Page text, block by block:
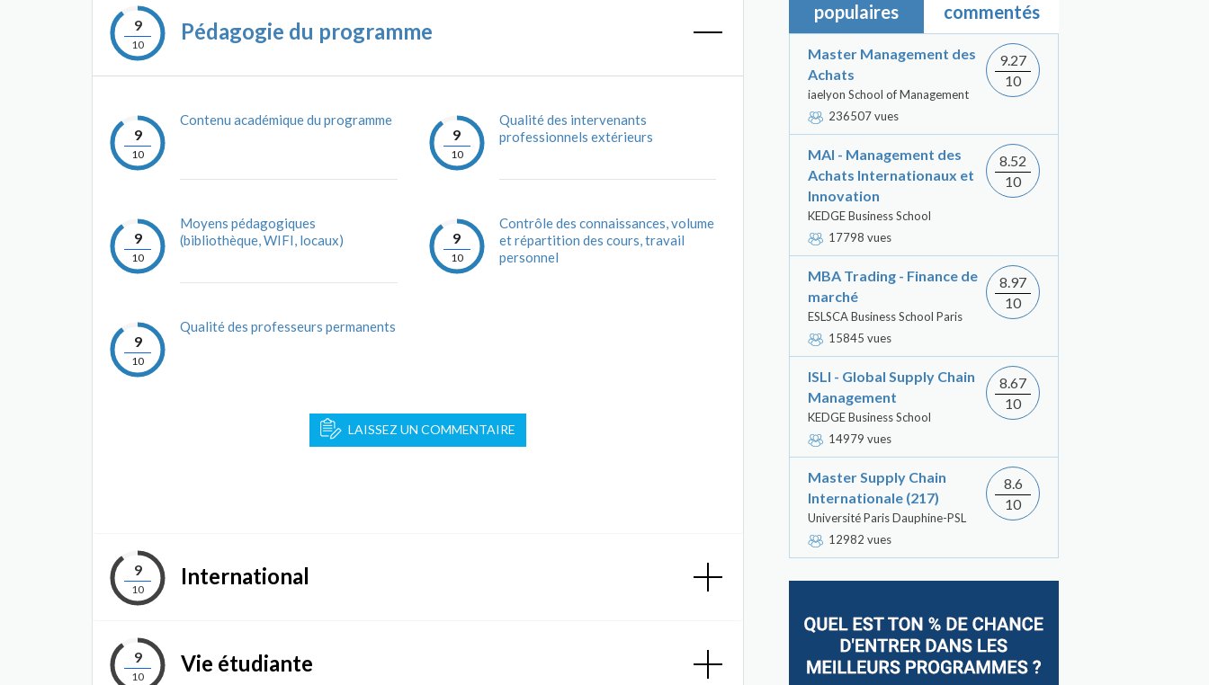
9
10
Pédagogie du programme
9
10
Contenu académique du programme
9
10
Moyens pédagogiques
(bibliothèque, WIFI, locaux)
9
10
Qualité des professeurs permanents
9
10
Qualité des intervenants
professionnels extérieurs
9
10
Contrôle des connaissances, volume
et répartition des cours, travail
personnel
LAISSEZ UN COMMENTAIRE
9
10
International
9
10
Vie étudiante
populaires
commentés
Master Management des
Achats
iaelyon School of Management
236507 vues
9.27
10
MAI - Management des
Achats Internationaux et
Innovation
KEDGE Business School
17798 vues
8.52
10
MBA Trading - Finance de
marché
ESLSCA Business School Paris
15845 vues
8.97
10
ISLI - Global Supply Chain
Management
KEDGE Business School
14979 vues
8.67
10
Master Supply Chain
Internationale (217)
Université Paris Dauphine-PSL
12982 vues
8.6
10